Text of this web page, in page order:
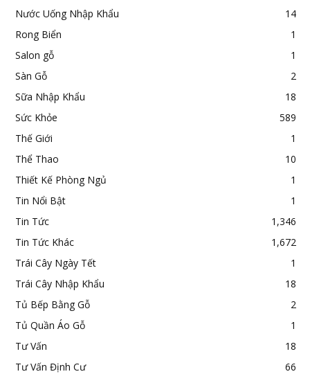
Nước Uống Nhập Khẩu
14
Rong Biển
1
Salon gỗ
1
Sàn Gỗ
2
Sữa Nhập Khẩu
18
Sức Khỏe
589
Thế Giới
1
Thể Thao
10
Thiết Kế Phòng Ngủ
1
Tin Nổi Bật
1
Tin Tức
1,346
Tin Tức Khác
1,672
Trái Cây Ngày Tết
1
Trái Cây Nhập Khẩu
18
Tủ Bếp Bằng Gỗ
2
Tủ Quần Áo Gỗ
1
Tư Vấn
18
Tư Vấn Định Cư
66